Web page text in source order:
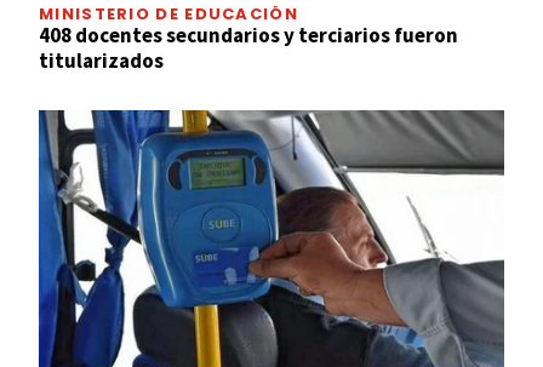
MINISTERIO DE EDUCACIÓN
408 docentes secundarios y terciarios fueron
titularizados